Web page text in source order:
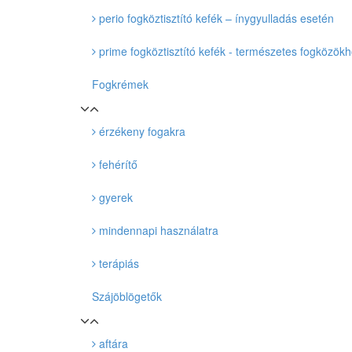
perio fogköztisztító kefék – ínygyulladás esetén
prime fogköztisztító kefék - természetes
Fogkrémek
érzékeny fogakra
fehérítő
gyerek
mindennapi használatra
terápiás
Szájöblögetők
aftára